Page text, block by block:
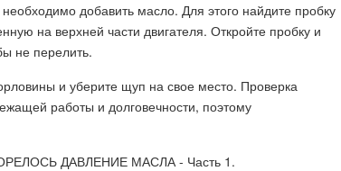
добавить масло. Для этого найдите пробку
на верхней части двигателя. Откройте пробку и
не перелить.
и уберите щуп на свое место. Проверка
работы и долговечности, поэтому
ДАВЛЕНИЕ МАСЛА - Часть 1.